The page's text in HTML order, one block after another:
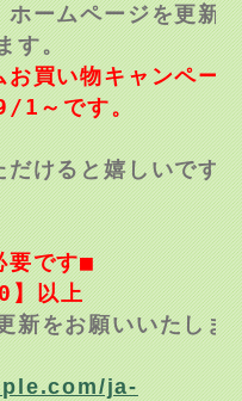
ームページを更新
す。
買い物キャンペー
1～です。
だけると嬉しいで
要です■
以上
新をお願いいたしま
ja-